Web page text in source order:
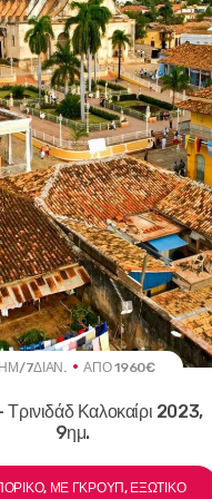
7ΔΙΑΝ. ΑΠΌ 1960€
Καλοκαίρι 2023,
9ημ.
ΜΕ ΓΚΡΟΥΠ, ΕΞΩΤΙΚΌ